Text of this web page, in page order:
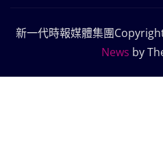
新一代時報媒體集團
News by